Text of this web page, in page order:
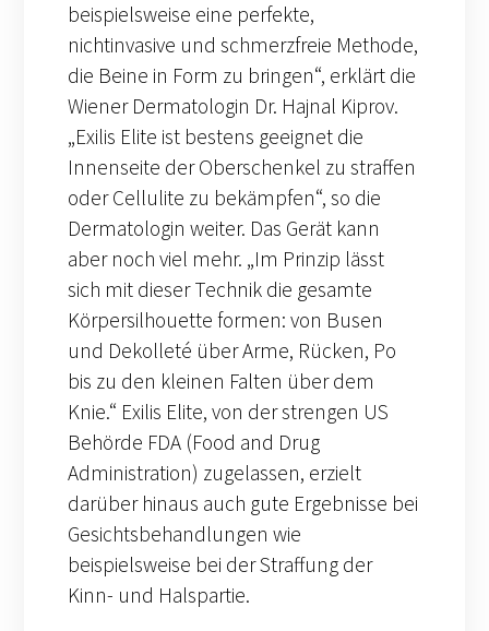
beispielsweise eine perfekte,
nichtinvasive und schmerzfreie Methode,
die Beine in Form zu bringen“, erklärt die
Wiener Dermatologin Dr. Hajnal Kiprov.
„Exilis Elite ist bestens geeignet die
Innenseite der Oberschenkel zu straffen
oder Cellulite zu bekämpfen“, so die
Dermatologin weiter. Das Gerät kann
aber noch viel mehr. „Im Prinzip lässt
sich mit dieser Technik die gesamte
Körpersilhouette formen: von Busen
und Dekolleté über Arme, Rücken, Po
bis zu den kleinen Falten über dem
Knie.“ Exilis Elite, von der strengen US
Behörde FDA (Food and Drug
Administration) zugelassen, erzielt
darüber hinaus auch gute Ergebnisse bei
Gesichtsbehandlungen wie
beispielsweise bei der Straffung der
Kinn- und Halspartie.